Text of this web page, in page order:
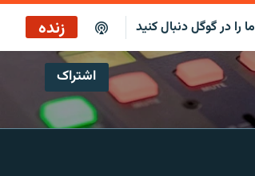
ما را در گوگل دنبال کنید زنده
پخش آنلاین
پخش رادیویی
اشتراک